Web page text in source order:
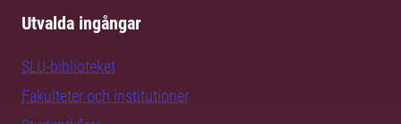
Utvalda ingångar
SLU-biblioteket
Fakulteter och institutioner